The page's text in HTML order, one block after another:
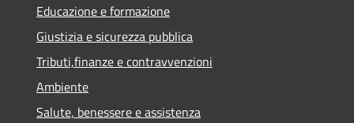
Educazione e formazione
Giustizia e sicurezza pubblica
Tributi,finanze e contravvenzioni
Ambiente
Salute, benessere e assistenza